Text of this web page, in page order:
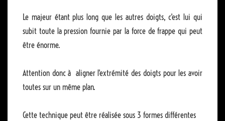
Le majeur étant plus long que les autres doigts, c'est lui qui
subit toute la pression fournie par la force de frappe qui peut
être énorme.
Attention donc à aligner l'extrémité des doigts pour les avoir
toutes sur un même plan.
Cette technique peut être réalisée sous 3 formes différentes